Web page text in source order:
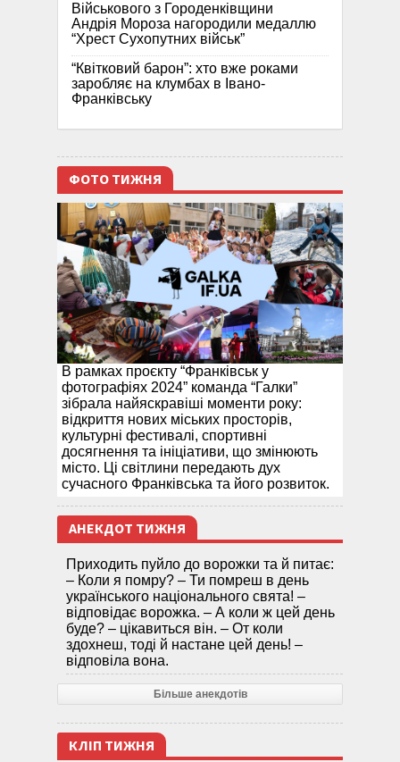
Військового з Городенківщини
Андрія Мороза нагородили медаллю
“Хрест Сухопутних військ”
“Квітковий барон”: хто вже роками
заробляє на клумбах в Івано-
Франківську
ФОТО ТИЖНЯ
В рамках проєкту “Франківськ у
фотографіях 2024” команда “Галки”
зібрала найяскравіші моменти року:
відкриття нових міських просторів,
культурні фестивалі, спортивні
досягнення та ініціативи, що змінюють
місто. Ці світлини передають дух
сучасного Франківська та його розвиток.
АНЕКДОТ ТИЖНЯ
Приходить пуйло до ворожки та й питає:
– Коли я помру? – Ти помреш в день
українського національного свята! –
відповідає ворожка. – А коли ж цей день
буде? – цікавиться він. – От коли
здохнеш, тоді й настане цей день! –
відповіла вона.
Більше анекдотів
КЛІП ТИЖНЯ